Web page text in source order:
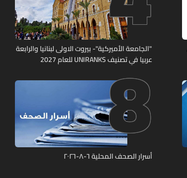
"الجامعة الأميركية"- بيروت الاولى لبنانيا والرابعة
عربيا في تصنيف UNIRANKS للعام 2027
8
أسرار الصحف المحلية ٦-٨-٢٠٢٦